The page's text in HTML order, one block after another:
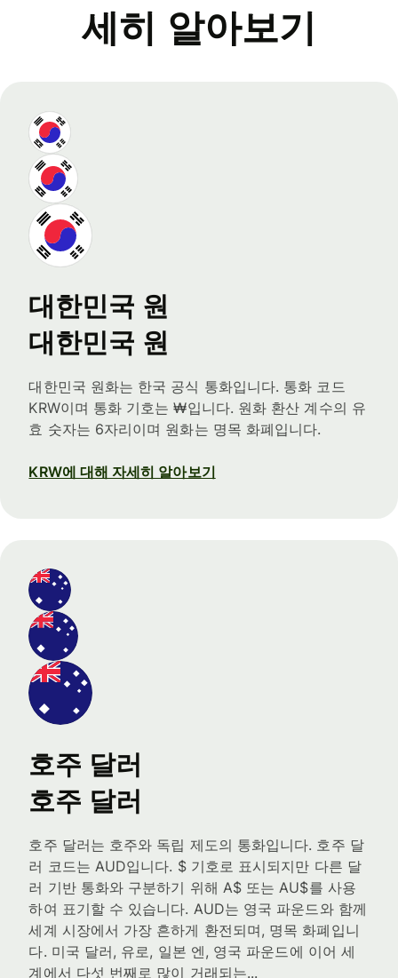
세히 알아보기
대한민국 원
대한민국 원
대한민국 원화는 한국 공식 통화입니다. 통화 코드
KRW이며 통화 기호는 ₩입니다. 원화 환산 계수의 유
효 숫자는 6자리이며 원화는 명목 화폐입니다.
KRW에 대해 자세히 알아보기
호주 달러
호주 달러
호주 달러는 호주와 독립 제도의 통화입니다. 호주 달
러 코드는 AUD입니다. $ 기호로 표시되지만 다른 달
러 기반 통화와 구분하기 위해 A$ 또는 AU$를 사용
하여 표기할 수 있습니다. AUD는 영국 파운드와 함께
세계 시장에서 가장 흔하게 환전되며, 명목 화폐입니
다. 미국 달러, 유로, 일본 엔, 영국 파운드에 이어 세
계에서 다섯 번째로 많이 거래되는...